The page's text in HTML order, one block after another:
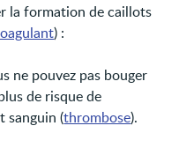
la formation de caillots
) :
ne pouvez pas bouger
de risque de
sanguin (thrombose).